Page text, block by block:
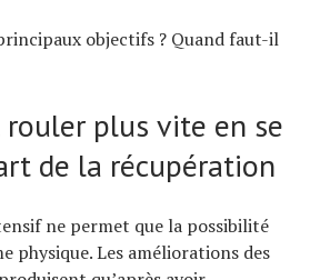
objectifs ? Quand faut-il
rouler plus vite en se
de la récupération
ne permet que la possibilité
physique. Les améliorations des